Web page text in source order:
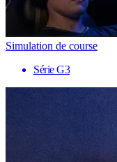
Simulation de course
Série G3